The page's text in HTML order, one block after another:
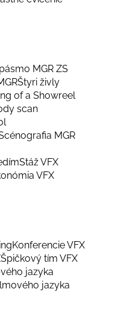
MGR ZS
Štyri živly
of a Showreel
scan
MGR
Stáž VFX
VFX
Konferencie VFX
Špičkový tím VFX
jazyka
jazyka